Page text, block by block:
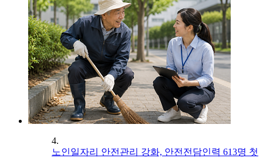
4.
노인일자리 안전관리 강화, 안전전담인력 613명 첫